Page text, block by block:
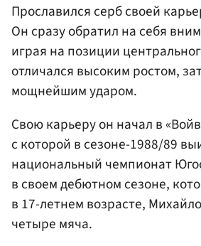
Прославился серб своей
Он сразу обратил на себя
играя на позиции
отличался высоким ростом,
мощнейшим ударом.
Свою карьеру он начал в
с которой в сезоне-1988/89
национальный чемпионат
в своем дебютном сезоне,
в 17-летнем возрасте,
четыре мяча.